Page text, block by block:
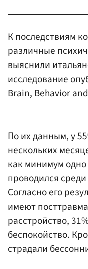
К последствиям
различные
выяснили
исследование
Brain, Behavior
По их данным, у
нескольких
как минимум
проводился
Согласно его
имеют
расстройство,
беспокойство.
страдали